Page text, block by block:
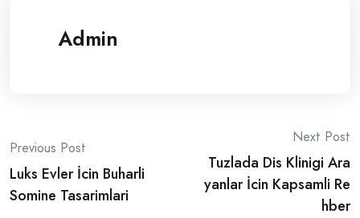
Admin
Post
navigation
Previous Post
Luks Evler İcin Buharli
Somine Tasarimlari
Next Post
Tuzlada Dis Klinigi Ara
yanlar İcin Kapsamli Re
hber